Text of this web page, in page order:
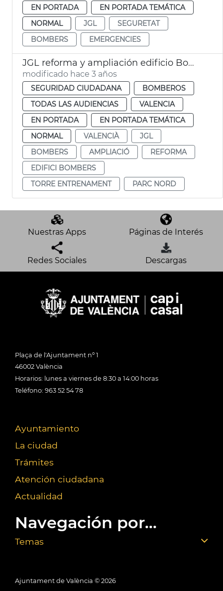
EN PORTADA
EN PORTADA TEMÁTICA
NORMAL
JGL
SEGURETAT
BOMBERS
EMERGENCIES
JGL reforma y ampliación edificio Bomberos
modificado hace 3 años
SEGURIDAD CIUDADANA
BOMBEROS
TODAS LAS AUDIENCIAS
VALENCIA
EN PORTADA
EN PORTADA TEMÁTICA
NORMAL
VALENCIÀ
JGL
BOMBERS
AMPLIACIÓ
REFORMA
EDIFICI BOMBERS
TORRE ENTRENAMENT
PARC NORD
Nuestras Apps Páginas de Interés
Redes Sociales Descargas
Plaça de l'Ajuntament nº 1
46002 València
Horarios: lunes a viernes de 8:30 a 14:00 horas
Teléfono: 963 52 54 78
Ayuntamiento
La ciudad
Trámites
Atención ciudadana
Actualidad
Navegación por...
Temas
Ajuntament de València © 2026